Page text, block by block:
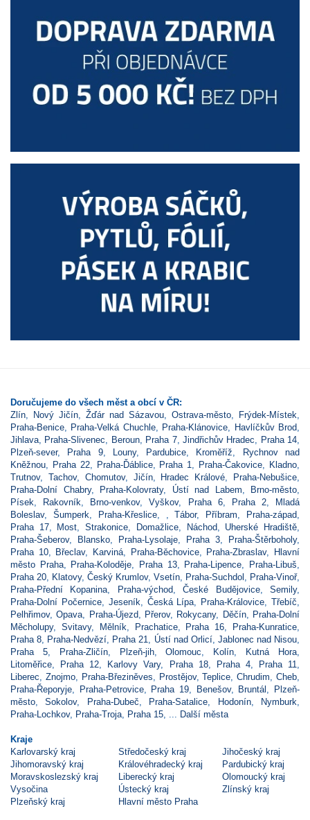
Doručujeme do všech měst a obcí v ČR:
Zlín
Nový Jičín Žďár nad Sázavou Ostrava-město Frýdek-Místek
Praha-Benice
Praha-Velká Chuchle, Praha-Klánovice Havlíčkův Brod
Jihlava
Praha-Slivenec Beroun, Praha 7, Jindřichův Hradec Praha 14
Plzeň-sever, Praha 9, Louny, Pardubice Kroměříž
Rychnov nad
Kněžnou
Praha 22, Praha-Ďáblice, Praha 1 Praha-Čakovice Kladno
Trutnov, Tachov, Chomutov, Jičín, Hradec Králové Praha-Nebušice
Praha-Dolní Chabry, Praha-Kolovraty, Ústí nad Labem Brno-město
Písek
Rakovník Brno-venkov,Vyškov, Praha 6, Praha 2,
Mladá
Boleslav, Šumperk Praha-Křeslice, ,Tábor, Příbram Praha-západ
Praha 17, Most ,Strakonice Domažlice, Náchod Uherské Hradiště
Praha-Šeberov, Blansko Praha-Lysolaje Praha 3 Praha-Štěrboholy,
Praha 10, Břeclav, Karviná Praha-Běchovice, Praha-Zbraslav,
Hlavní
město Praha, Praha-Koloděje Praha 13, Praha-Lipence Praha-Libuš
Praha 20
Klatovy, Český Krumlov, Vsetín Praha-Suchdol Praha-Vinoř,
Praha-Přední Kopanina
Praha-východ ,České Budějovice,Semily,
Praha-Dolní Počernice, Jeseník Česká Lípa Praha-Královice ,Třebíč
Pelhřimov,Opava Praha-Újezd Přerov, Rokycany, Děčín,
Praha-Dolní
Měcholupy, Svitavy, Mělník Prachatice, Praha 16 Praha-Kunratice
Praha 8
Praha-Nedvězí Praha 21 Ústí nad Orlicí, Jablonec nad Nisou
Praha 5, Praha-Zličín, Plzeň-jih,Olomouc Kolín Kutná Hora
Litoměřice
Praha 12 Karlovy Vary, Praha 18, Praha 4, Praha 11
Liberec
Znojmo, Praha-Březiněves Prostějov,Teplice ,Chrudim ,Cheb
Praha-Řeporyje
Praha-Petrovice, Praha 19 Benešov, Bruntál
Plzeň-
město ,Sokolov, Praha-Dubeč Praha-Satalice Hodonín, Nymburk
Praha-Lochkov, Praha-Troja Praha 15 Další města
Kraje
Karlovarský kraj
Středočeský kraj
Jihočeský kraj
Jihomoravský kraj
Královéhradecký kraj
Pardubický kraj
Moravskoslezský kraj
Liberecký kraj
Olomoucký kraj
Vysočina
Ústecký kraj
Zlínský kraj
Plzeňský kraj
Hlavní město Praha